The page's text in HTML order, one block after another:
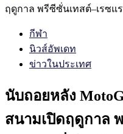
ฤดูกาล พรีซีซั่นเทสต์–เรซแ
กีฬา
นิวส์อัพเดท
ข่าวในประเทศ
นับถอยหลัง
สนามเปิดฤดูกาล